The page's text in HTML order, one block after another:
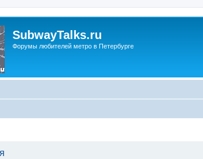
SubwayTalks.ru
Форумы любителей метро в Петербурге